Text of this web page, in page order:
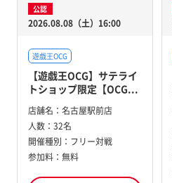
公認
2026.08.08（土）16:00
遊戯王OCG
【遊戯王OCG】サテライ
トショップ限定【OCG...
店舗名： 名古屋駅前店
人数： 32名
開催種別： フリー対戦
参加料： 無料